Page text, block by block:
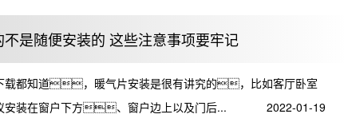
不是随便安装的 这些注意事项要牢记
都知道，暖气片安装是很有讲究的，比如客厅卧室
安装在窗户下方、窗户边上以及门后...
2022-01-19